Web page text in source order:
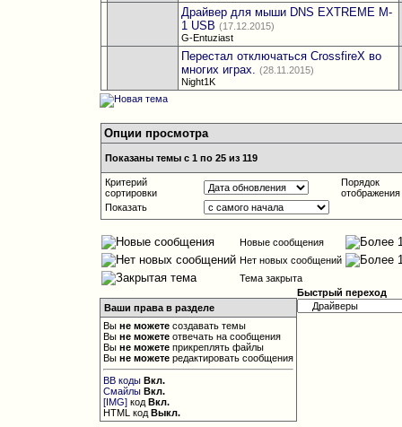
Драйвер для мыши DNS EXTREME M-
1 USB (17.12.2015)
G-Entuziast
Перестал отключаться CrossfireX во
многих играх. (28.11.2015)
Night1K
Опции просмотра
Показаны темы с 1 по 25 из 119
Критерий
сортировки
Порядок
отображения
Показать
Новые сообщения
Нет новых сообщений
Тема закрыта
Ваши права в разделе
Выне можете создавать темы
Выне можете отвечать на сообщения
Выне можете прикреплять файлы
Выне можете редактировать сообщения
BB коды Вкл.
Смайлы Вкл.
[IMG] кодВкл.
HTML кодВыкл.
Быстрый переход